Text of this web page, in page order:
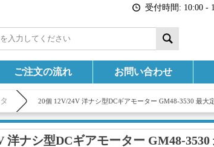
受付時間: 10:00 -
ご注文の流れ お問い合わせ
20個 12V/24V 洋ナシ型DCギアモーター GM48-3530 最大
洋ナシ型DCギアモーター GM48-3530